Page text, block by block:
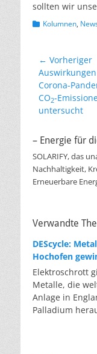
sollten wir
Kategorien
Kolumnen,
← Vorheriger
Vorheriger
Beitrag:
Corona-
CO2-
untersucht
– Energie für
SOLARIFY, das
Nachhaltigkeit,
Erneuerbare
Verwandte
DEScycle:
Hochofen
Elektroschrott
Metalle, die
Anlage in
Palladium